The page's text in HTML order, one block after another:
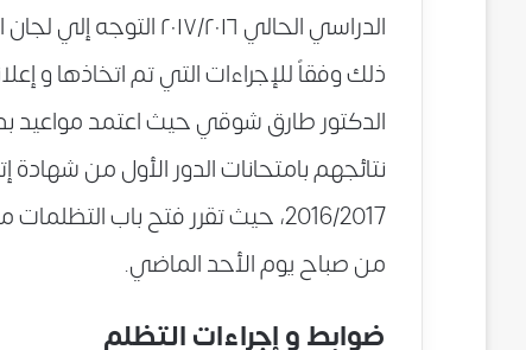
الدراسي الحالي ٢٠١٧/
ذلك وفقاً للإجراءات التي تم اتخاذها و
الدكتور طارق شوقي حيث اعتمد مواعيد
نتائجهم بامتحانات الدور الأول من شهادة
من صباح يوم الأحد الماضي.
ضوابط و إجراءات التظلم